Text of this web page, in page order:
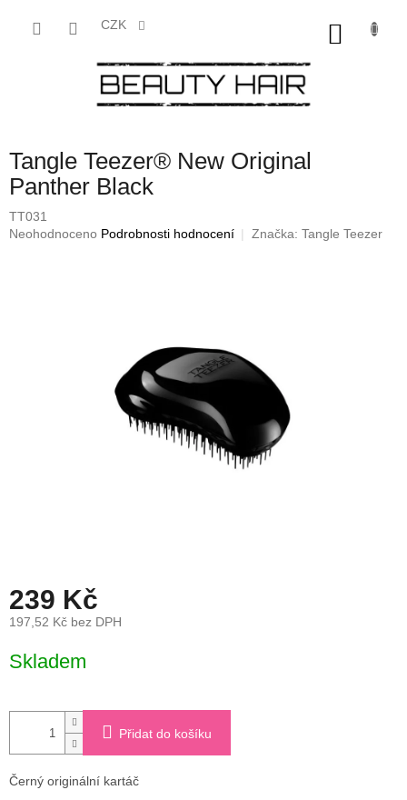
CZK
Tangle Teezer® New Original
Panther Black
TT031
Průměrné
Neohodnoceno Podrobnosti hodnocení Značka: Tangle Teezer
239 Kč
197,52 Kč bez DPH
cena:
Skladem
Přidat do košíku
Černý originální kartáč